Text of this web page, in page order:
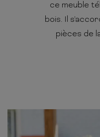
ce meuble
bois. Il
pièces de